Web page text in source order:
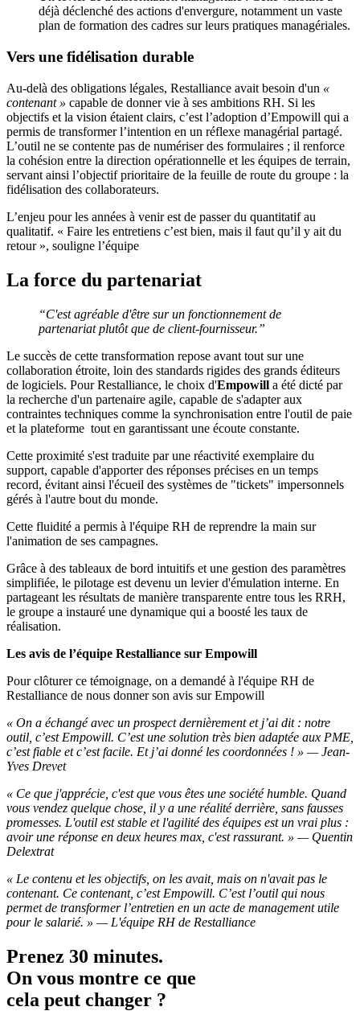
déjà déclenché des actions d'envergure, notamment un vaste
plan de formation des cadres sur leurs pratiques managériales.
Vers une fidélisation durable
Au-delà des obligations légales, Restalliance avait besoin d'un «
contenant » capable de donner vie à ses ambitions RH. Si les
objectifs et la vision étaient clairs, c’est l’adoption d’Empowill qui a
permis de transformer l’intention en un réflexe managérial partagé.
L’outil ne se contente pas de numériser des formulaires ; il renforce
la cohésion entre la direction opérationnelle et les équipes de terrain,
servant ainsi l’objectif prioritaire de la feuille de route du groupe : la
fidélisation des collaborateurs.
L’enjeu pour les années à venir est de passer du quantitatif au
qualitatif. « Faire les entretiens c’est bien, mais il faut qu’il y ait du
retour », souligne l’équipe
La force du partenariat
“C'est agréable d'être sur un fonctionnement de
partenariat plutôt que de client-fournisseur.”
Le succès de cette transformation repose avant tout sur une
collaboration étroite, loin des standards rigides des grands éditeurs
de logiciels. Pour Restalliance, le choix d'Empowill a été dicté par
la recherche d'un partenaire agile, capable de s'adapter aux
contraintes techniques comme la synchronisation entre l'outil de paie
et la plateforme tout en garantissant une écoute constante.
Cette proximité s'est traduite par une réactivité exemplaire du
support, capable d'apporter des réponses précises en un temps
record, évitant ainsi l'écueil des systèmes de "tickets" impersonnels
gérés à l'autre bout du monde.
Cette fluidité a permis à l'équipe RH de reprendre la main sur
l'animation de ses campagnes.
Grâce à des tableaux de bord intuitifs et une gestion des paramètres
simplifiée, le pilotage est devenu un levier d'émulation interne. En
partageant les résultats de manière transparente entre tous les RRH,
le groupe a instauré une dynamique qui a boosté les taux de
réalisation.
Les avis de l’équipe Restalliance sur Empowill
Pour clôturer ce témoignage, on a demandé à l'équipe RH de
Restalliance de nous donner son avis sur Empowill
« On a échangé avec un prospect dernièrement et j’ai dit : notre
outil, c’est Empowill. C’est une solution très bien adaptée aux PME,
c’est fiable et c’est facile. Et j’ai donné les coordonnées ! » — Jean-
Yves Drevet
« Ce que j'apprécie, c'est que vous êtes une société humble. Quand
vous vendez quelque chose, il y a une réalité derrière, sans fausses
promesses. L'outil est stable et l'agilité des équipes est un vrai plus :
avoir une réponse en deux heures max, c'est rassurant. » — Quentin
Delextrat
« Le contenu et les objectifs, on les avait, mais on n'avait pas le
contenant. Ce contenant, c’est Empowill. C’est l’outil qui nous
permet de transformer l’entretien en un acte de management utile
pour le salarié. » — L'équipe RH de Restalliance
Prenez 30 minutes.
On vous montre ce que
cela peut changer ?